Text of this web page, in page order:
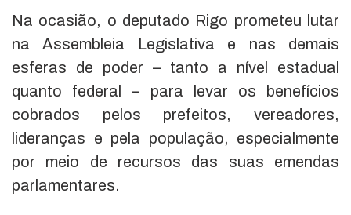
Na ocasião, o deputado Rigo prometeu lutar
na Assembleia Legislativa e nas demais
esferas de poder – tanto a nível estadual
quanto federal – para levar os benefícios
cobrados pelos prefeitos, vereadores,
lideranças e pela população, especialmente
por meio de recursos das suas emendas
parlamentares.